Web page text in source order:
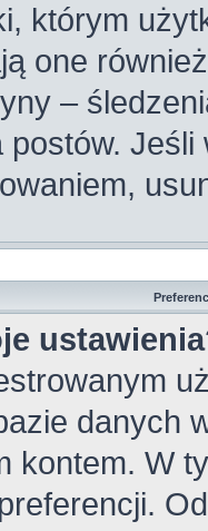
którym
one
–
danych
kontem. W